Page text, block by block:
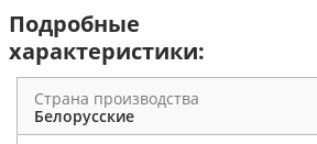
Подробные
характеристики:
Страна производства
Белорусские